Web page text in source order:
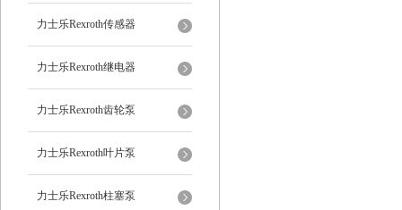
力士乐Rexroth传感器
力士乐Rexroth继电器
力士乐Rexroth齿轮泵
力士乐Rexroth叶片泵
力士乐Rexroth柱塞泵